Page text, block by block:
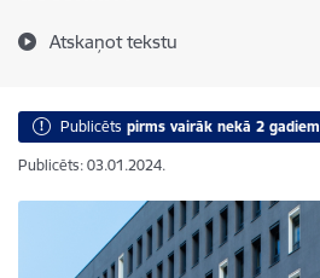
Atskaņot tekstu
Publicēts pirms vairāk nekā 2 gadiem
Publicēts: 03.01.2024.